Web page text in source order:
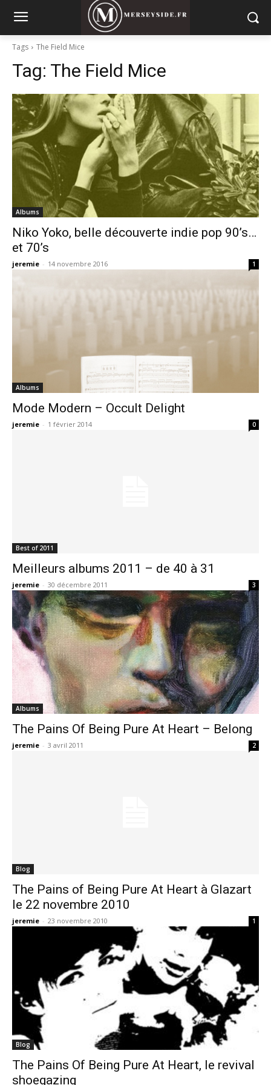
Tags The Field Mice
Tag: The Field Mice
Albums
Niko Yoko, belle découverte indie pop 90’s…
et 70’s
jeremie - 14 novembre 2016 1
Albums
Mode Modern – Occult Delight
jeremie - 1 février 2014 0
Best of 2011
Meilleurs albums 2011 – de 40 à 31
jeremie - 30 décembre 2011 3
Albums
The Pains Of Being Pure At Heart – Belong
jeremie - 3 avril 2011 2
Blog
The Pains of Being Pure At Heart à Glazart
le 22 novembre 2010
jeremie - 23 novembre 2010 1
Blog
The Pains Of Being Pure At Heart, le revival
shoegazing